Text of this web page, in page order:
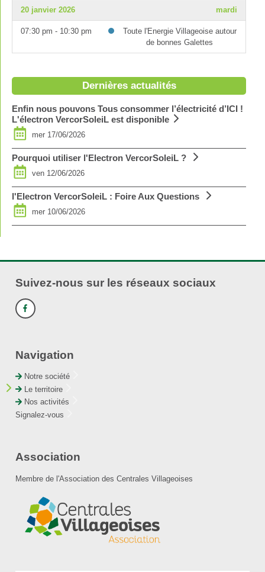
20 janvier 2026 mardi
07:30 pm - 10:30 pm
Toute l'Energie Villageoise autour
de bonnes Galettes
Dernières actualités
Enfin nous pouvons Tous consommer l’électricité d’ICI !
L'électron VercorSoleiL est disponible
mer 17/06/2026
Pourquoi utiliser l'Electron VercorSoleiL ?
ven 12/06/2026
l'Electron VercorSoleiL : Foire Aux Questions
mer 10/06/2026
Suivez-nous sur les réseaux sociaux
Navigation
Notre société
Le territoire
Nos activités
Signalez-vous
Association
Membre de l'Association des Centrales Villageoises